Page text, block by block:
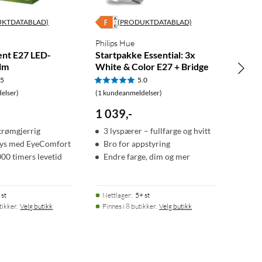
E27 LED-
med EyeComfort
timers levetid
st
Velg butikk
(PRODUKTDATABLAD)
Philips Hue
Startpakke Essential: 3x
White & Color E27 + Bridge
5.0
(1 kundeanmeldelser)
1 039,-
3 lyspærer – fullfarge og hvitt
Bro for appstyring
Endre farge, dim og mer
Nettlager: 5+ st
Finnes i 8 butikker. Velg butikk